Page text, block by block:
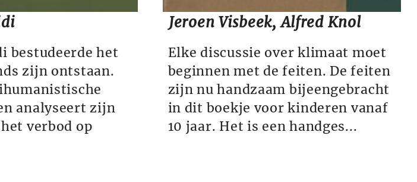
bestudeerde het
zijn ontstaan.
analyseert zijn
verbod op
Jeroen Visbeek, Alfred Knol
Elke discussie over klimaat moet
beginnen met de feiten. De feiten
zijn nu handzaam bijeengebracht
in dit boekje voor kinderen vanaf
10 jaar. Het is een handges...